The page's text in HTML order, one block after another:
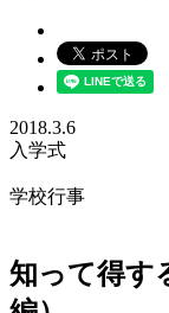
2018.3.6
入学式
学校行事
知って得す